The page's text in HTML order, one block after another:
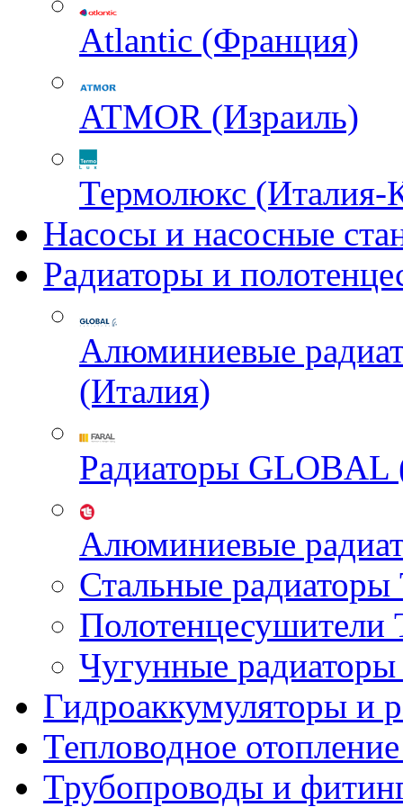
Atlantic (Франция)
ATMOR (Израиль)
Термолюкс (Италия-
Насосы и насосные
Радиаторы и
Алюминиевые
(Италия)
Радиаторы GLOBAL
Алюминиевые
Стальные
Чугунные
Гидроаккумуляторы и
Тепловодное
Трубопроводы и